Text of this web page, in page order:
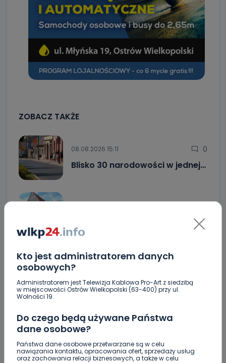
Kto jest administratorem danych
osobowych?
Administratorem jest Telewizja Kablowa Pro-Art z siedzibą
w miejscowości Ostrów Wielkopolski (63-400) przy ul.
Wolności 19.
Do czego będą używane Państwa
dane osobowe?
Państwa dane osobowe przetwarzane są w celu
nawiązania kontaktu, opracowania ofert, sprzedaży usług
oraz zachowania relacji biznesowych, a także w celu
ZOBACZ TAKŻE
08.08.2026 15:11 0
Blisko 30 narodowości w jednej…
1
08.08.2026 08:55
Upały i burze. Porady dla…
Antonińska" dzień drugi [FOTO]
niego wyjść [FOTO]